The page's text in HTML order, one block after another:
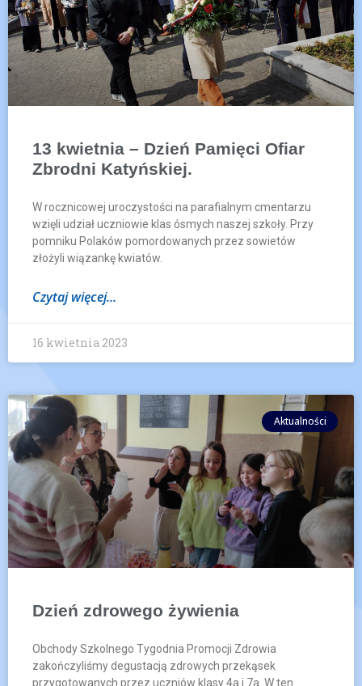
13 kwietnia – Dzień Pamięci Ofiar
Zbrodni Katyńskiej.
W rocznicowej uroczystości na parafialnym cmentarzu
wzięli udział uczniowie klas ósmych naszej szkoły. Przy
pomniku Polaków pomordowanych przez sowietów
złożyli wiązankę kwiatów.
Czytaj więcej...
16 kwietnia 2023
Aktualności
Dzień zdrowego żywienia
Obchody Szkolnego Tygodnia Promocji Zdrowia
zakończyliśmy degustacją zdrowych przekąsek
przygotowanych przez uczniów klasy 4a i 7a. W ten